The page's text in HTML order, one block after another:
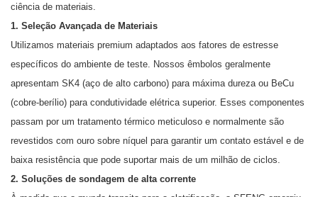
ciência de materiais.
1. Seleção Avançada de Materiais
Utilizamos materiais premium adaptados aos fatores de estresse
específicos do ambiente de teste. Nossos êmbolos geralmente
apresentam SK4 (aço de alto carbono) para máxima dureza ou BeCu
(cobre-berílio) para condutividade elétrica superior. Esses componentes
passam por um tratamento térmico meticuloso e normalmente são
revestidos com ouro sobre níquel para garantir um contato estável e de
baixa resistência que pode suportar mais de um milhão de ciclos.
2. Soluções de sondagem de alta corrente